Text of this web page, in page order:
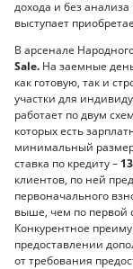
дохода и без анализа
выступает
В арсенале
Sale. На заемные
как готовую, так и
участки для
работает по двум
которых есть
минимальный размер
ставка по кредиту –
клиентов, по ней
первоначального
выше, чем по первой
Конкурентное
предоставлении
от требования